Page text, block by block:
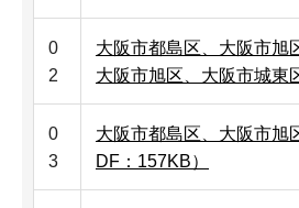
0
2
大阪市都島区、大阪市旭
大阪市旭区、大阪市城東
0
3
大阪市都島区、大阪市旭
DF：157KB）